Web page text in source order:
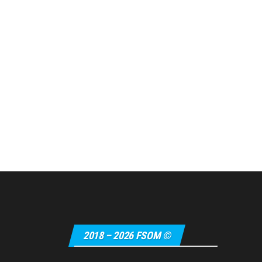
2018 – 2026 FSOM ©